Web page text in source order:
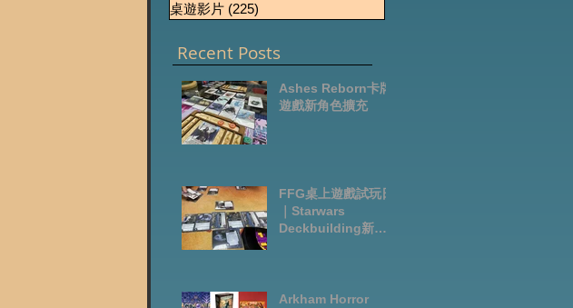
桌遊影片 (225)
Recent Posts
Ashes Reborn卡牌
遊戲新角色擴充
FFG桌上遊戲試玩日
｜Starwars
Deckbuilding新擴
deck
Arkham Horror